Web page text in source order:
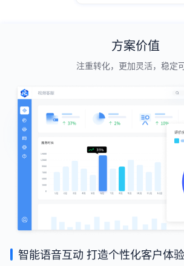
方案价值
注重转化，更加灵活，稳定
智能语音互动 打造个性化客户体验